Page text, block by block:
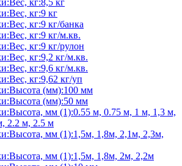
кг:8,5 кг
кг:9 кг
кг:9 кг/банка
кг:9 кг/м.кв.
кг:9 кг/рулон
кг:9,2 кг/м.кв.
кг:9,6 кг/м.кв.
кг:9,62 кг/уп
(мм):100 мм
(мм):50 мм
мм (1):0.55 м, 0.75 м, 1 м, 1,3 м,
2.2 м, 2.5 м
мм (1):1,5м, 1,8м, 2,1м, 2,3м,
мм (1):1,5м, 1,8м, 2м, 2,2м